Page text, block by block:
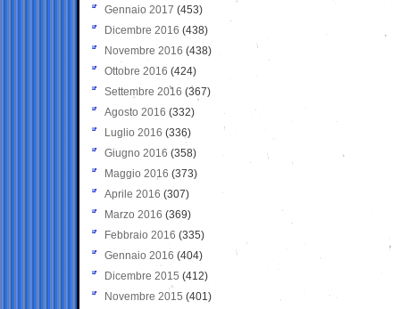
Gennaio 2017 (453)
Dicembre 2016 (438)
Novembre 2016 (438)
Ottobre 2016 (424)
Settembre 2016 (367)
Agosto 2016 (332)
Luglio 2016 (336)
Giugno 2016 (358)
Maggio 2016 (373)
Aprile 2016 (307)
Marzo 2016 (369)
Febbraio 2016 (335)
Gennaio 2016 (404)
Dicembre 2015 (412)
Novembre 2015 (401)